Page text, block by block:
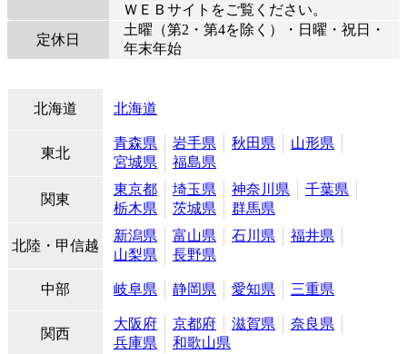
ＷＥＢサイトをご覧ください。
定休日
土曜（第2・第4を除く）・日曜・祝日・
年末年始
北海道 北海道
東北
青森県 岩手県 秋田県
山形県
宮城県
福島県
関東
東京都 埼玉県 神奈川県
千葉県
栃木県
茨城県 群馬県
北陸・甲信越
新潟県 富山県 石川県
福井県
山梨県
長野県
中部 岐阜県 静岡県 愛知県 三重県
関西
大阪府 京都府 滋賀県
奈良県
兵庫県
和歌山県